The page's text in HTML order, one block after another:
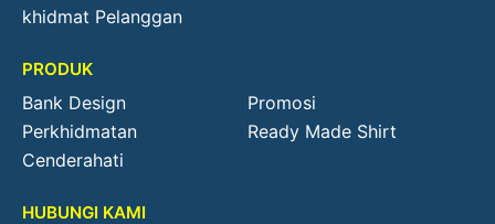
khidmat Pelanggan
PRODUK
Bank Design
Promosi
Perkhidmatan
Ready Made Shirt
Cenderahati
HUBUNGI KAMI